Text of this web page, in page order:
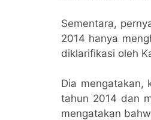
Sementara,
2014 hanya
diklarifikasi oleh
Dia mengatakan,
tahun 2014 dan
mengatakan